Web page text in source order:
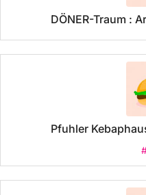
DÖNER-Traum :
Pfuhler